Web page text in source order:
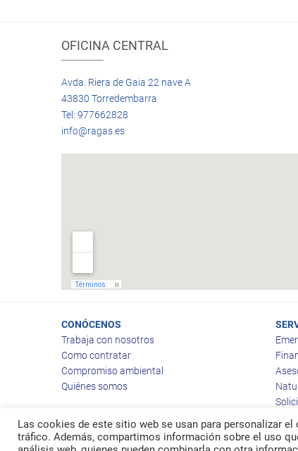
OFICINA CENTRAL
Avda. Riera de Gaia 22 nave A
43830 Torredembarra
Tel: 977662828
info@ragas.es
CONÓCENOS
Trabaja con nosotros
Como contratar
Compromiso ambiental
Quiénes somos
Las cookies de este sitio web se usan para personalizar
tráfico. Además, compartimos información sobre el uso